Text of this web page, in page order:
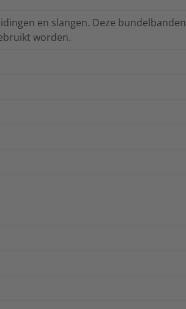
en slangen. Deze bundelbanden
worden.